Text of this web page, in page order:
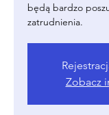
będą bardzo
zatrudnienia.
Zobacz